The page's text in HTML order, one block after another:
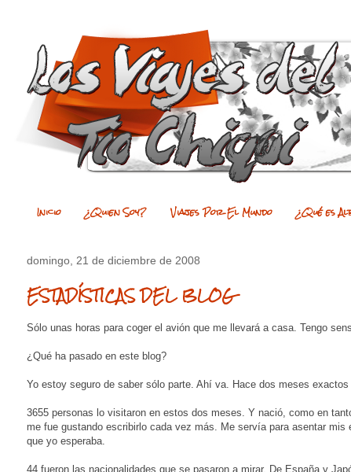
Inicio ¿Quien Soy? Viajes Por El Mundo ¿Qué es
domingo, 21 de diciembre de 2008
ESTADÍSTICAS DEL BLOG
Sólo unas horas para coger el avión que me llevará a casa. Tengo
¿Qué ha pasado en este blog?
Yo estoy seguro de saber sólo parte. Ahí va. Hace dos meses
3655 personas lo visitaron en estos dos meses. Y nació, como en
me fue gustando escribirlo cada vez más. Me servía para asentar
que yo esperaba.
44 fueron las nacionalidades que se pasaron a mirar. De España y